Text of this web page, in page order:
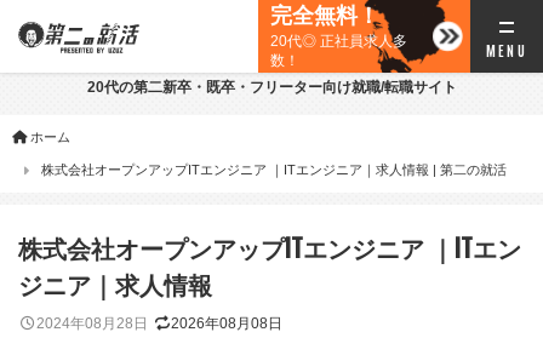
完全無料！
20代◎ 正社員求人多
数！
20代の第二新卒・既卒・フリーター向け就職/転職サイト
ホーム
株式会社オープンアップITエンジニア ｜ITエンジニア｜求人情報 | 第二の就活
株式会社オープンアップITエンジニア ｜ITエン
ジニア｜求人情報
2024年08月28日 2026年08月08日